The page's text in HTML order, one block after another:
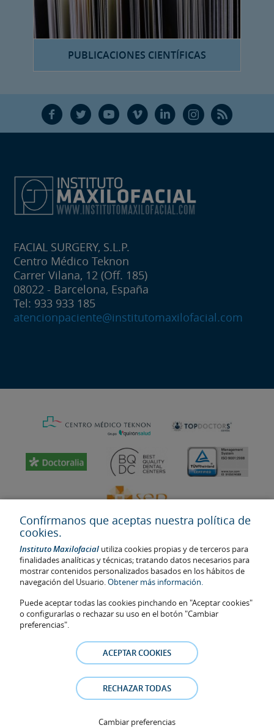
PUBLICACIONES CIENTÍFICAS
F T Y V L Ñ R
FACIAL SURGERY, S.L.P.
Centro Médico Teknon
Carrer Vilana, 12 (Off. 185)
08022 - Barcelona, España
Tel: 933 933 185
atencionpaciente@institutomaxilofacial.com
Última actualización: 2023
No. de autorización de centro sanitario: E08646940
La información presente en la web no reemplaza sino complementa
la relación médico-paciente. En caso de duda, consulte con el
médico de referencia. Las fotos y los testimonios de los pacientes
identificables que aparecen en la web están publicadas con su
consentimiento y se retirarán en cualquier momento a petición de
Política de Cookies–Política de Privacidad
Confírmanos que aceptas nuestra política de
cookies.
Instituto Maxilofacial utiliza cookies propias y de terceros para
finalidades analíticas y técnicas; tratando datos necesarios para
mostrar contenidos personalizados basados en los hábitos de
navegación del Usuario.Obtener más información.
Puede aceptar todas las cookies pinchando en "Aceptar cookies"
o configurarlas o rechazar su uso en el botón "Cambiar
preferencias".
ACEPTAR COOKIES
RECHAZAR TODAS
Cambiar preferencias